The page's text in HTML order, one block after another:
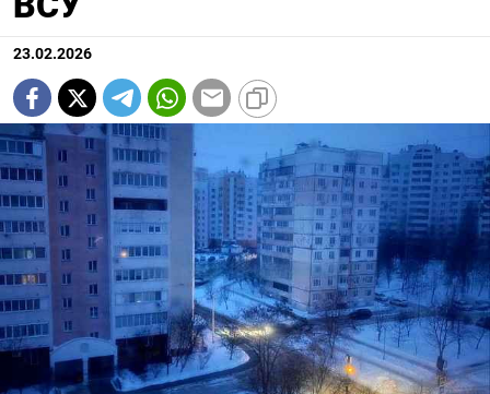
Подписывайтесь на The Moscow
Times в Telegram —
@moscowtimes_ru
23.02.2026